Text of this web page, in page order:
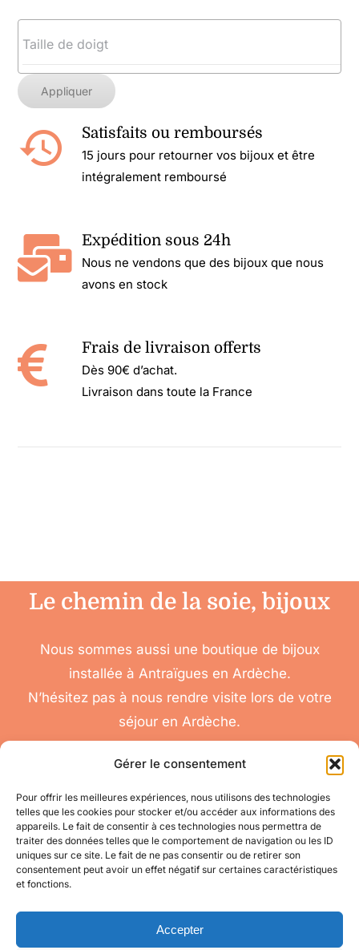
Gérer le consentement
Pour offrir les meilleures expériences, nous utilisons des technologies
telles que les cookies pour stocker et/ou accéder aux informations des
appareils. Le fait de consentir à ces technologies nous permettra de
traiter des données telles que le comportement de navigation ou les ID
uniques sur ce site. Le fait de ne pas consentir ou de retirer son
consentement peut avoir un effet négatif sur certaines caractéristiques
et fonctions.
Accepter
Appliquer
Satisfaits ou remboursés
15 jours pour retourner vos bijoux et être
intégralement remboursé
Expédition sous 24h
Nous ne vendons que des bijoux que nous
avons en stock
Frais de livraison offerts
Dès 90€ d’achat.
Livraison dans toute la France
Le chemin de la soie, bijoux
Nous sommes aussi une boutique de bijoux
installée à Antraïgues en Ardèche.
N’hésitez pas à nous rendre visite lors de votre
séjour en Ardèche.
nous
contacter
pour toute question
Toggle
Navigation
Accéder à mon compte
Conditions
Générales de Vente